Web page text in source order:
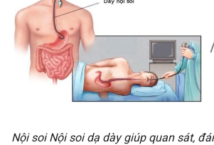
Nội soi Nội soi dạ dày giúp quan sát,